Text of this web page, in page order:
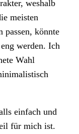
weshalb
meisten
passen, könnte
werden. Ich
Wahl
einfach und
für mich ist.